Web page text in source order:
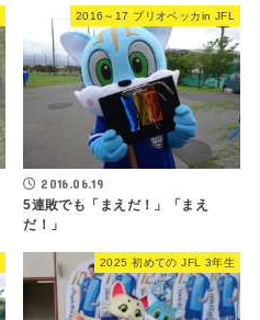
2016～17 ブリオベッカin JFL
2016.06.19
5連敗でも「まえだ！」「まえ
だ！」
2025 初めての JFL 3年生